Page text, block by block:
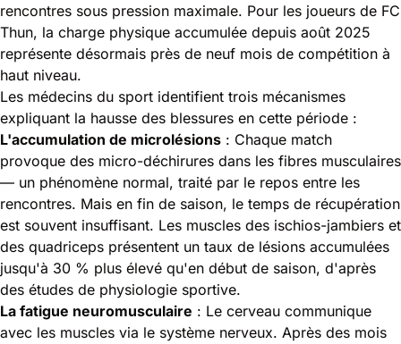
rencontres sous pression maximale. Pour les joueurs de FC
Thun, la charge physique accumulée depuis août 2025
représente désormais près de neuf mois de compétition à
haut niveau.
Les médecins du sport identifient trois mécanismes
expliquant la hausse des blessures en cette période :
L'accumulation de microlésions : Chaque match
provoque des micro-déchirures dans les fibres musculaires
— un phénomène normal, traité par le repos entre les
rencontres. Mais en fin de saison, le temps de récupération
est souvent insuffisant. Les muscles des ischios-jambiers et
des quadriceps présentent un taux de lésions accumulées
jusqu'à 30 % plus élevé qu'en début de saison, d'après
des études de physiologie sportive.
La fatigue neuromusculaire : Le cerveau communique
avec les muscles via le système nerveux. Après des mois